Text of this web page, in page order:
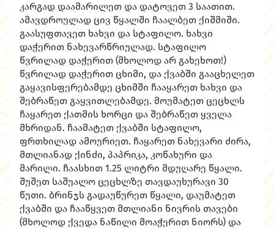
კარგად დაამარილეთ და დატოვეთ 3 საათით.
ამავდროულად ცივ წყალში ჩაალბეთ ქიშმიში.
გაასუფთავეთ ხახვი და სტაფილო. ხახვი
დაჭერით ნახევარწრიულად. სტაფილო
წვრილად დაჭერით (მხოლოდ არ გახეხოთ!)
წვრილად დაჭერით ცხიმი, და ქვაბში გააცხელეთ
გაყავისფერებამდე ცხიმში ჩააყარეთ ხახვი და
შებრაწეთ გაყვითლებამდე. მოუმატეთ ცეცხლს
ჩაყარეთ ქათმის ხორცი და შებრაწეთ ყველა
მხრიდან. ჩაამატეთ ქვაბში სტაფილო,
ფრთხილად ამოურიეთ. ჩაყარეთ ნახევარი ძირა,
მთლიანად ქინძი, პაპრიკა, კოწახური და
მარილი. ჩაასხით 1.25 ლიტრი მდუღარე წყალი.
შუშეთ საშუალო ცეცხლზე თავდაუხურავი 30
წუთი. ბრინჯს გადაუწურეთ წყალი, დაუმატეთ
ქვაბში და ჩააწყვეთ მთლიანი ნივრის თავები
(მხოლოდ ქვედა ნაწილი მოაჭერით ნიორს) და